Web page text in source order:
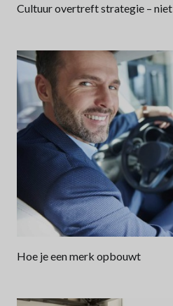
Cultuur overtreft strategie – niet
Hoe je een merk opbouwt